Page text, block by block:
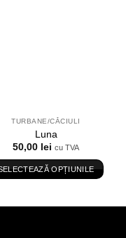
TURBANE/CĂCIULI
Luna
50,00 lei cu TVA
OPȚIUNILE